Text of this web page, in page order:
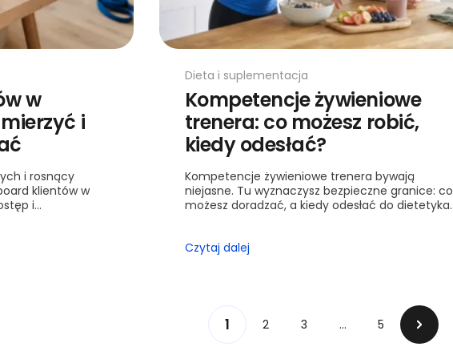
w
i
i rosnący
klientów w
i
Dieta i suplementacja
Kompetencje żywieniowe
trenera: co możesz robić,
kiedy odesłać?
Kompetencje żywieniowe trenera bywają
niejasne. Tu wyznaczysz bezpieczne granice: co
możesz doradzać, a kiedy odesłać do dietetyka.
Czytaj dalej
1 2 3 … 5